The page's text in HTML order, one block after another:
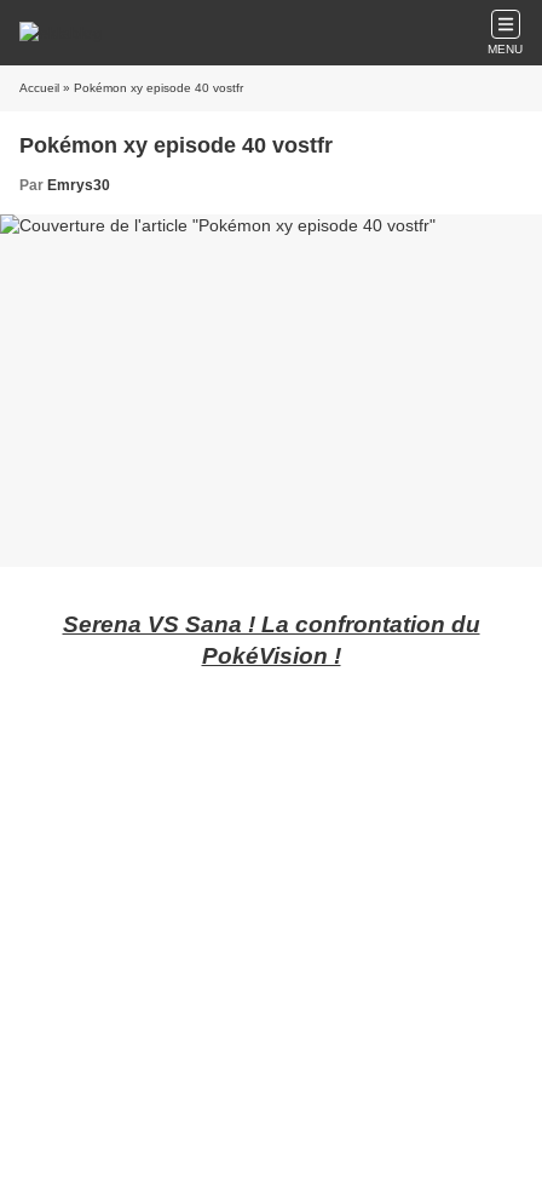
MENU
Accueil » Pokémon xy episode 40 vostfr
Pokémon xy episode 40 vostfr
Par Emrys30
Serena VS Sana ! La confrontation du
PokéVision !